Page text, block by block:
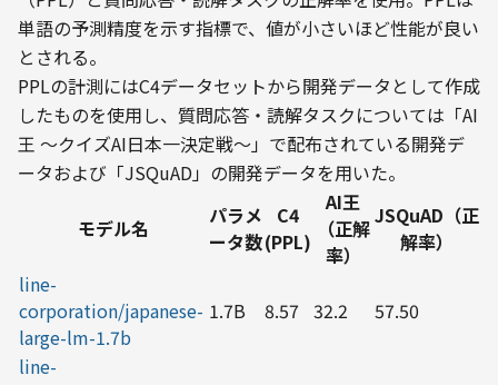
単語の予測精度を示す指標で、値が小さいほど性能が良い
とされる。
PPLの計測にはC4データセットから開発データとして作成
したものを使用し、質問応答・読解タスクについては「AI
王 〜クイズAI日本一決定戦〜」で配布されている開発デ
ータおよび「JSQuAD」の開発データを用いた。
モデル名
パラメ
ータ数
C4
(PPL)
AI王
（正解
率）
JSQuAD（正
解率）
line-
corporation/japanese-
large-lm-1.7b
1.7B 8.57 32.2 57.50
line-